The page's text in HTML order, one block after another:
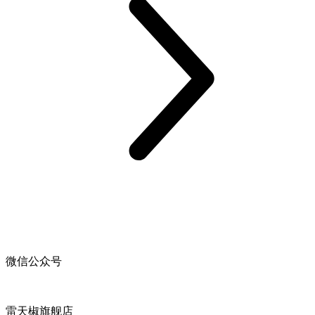
微信公众号
雷天椒旗舰店